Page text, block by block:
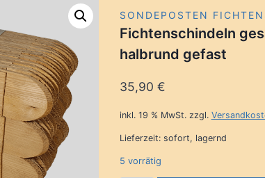
SONDEPOSTEN
Fichtenschindeln
halbrund gefast
35,90 €
inkl. 19 % MwSt. zzgl.
Lieferzeit: sofort, lagernd
5 vorrätig